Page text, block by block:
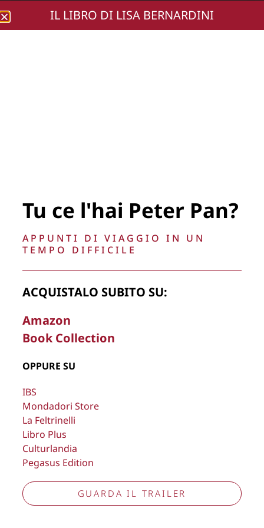
Lisa Bernardini
rimuovere, oscurare, modificare, immagini e testi del sito, a
propria discrezione.
Cookie PolicyPrivacy Policy
IL LIBRO DI LISA BERNARDINI
Tu ce l'hai Peter Pan?
APPUNTI DI VIAGGIO IN UN
TEMPO DIFFICILE
ACQUISTALO SUBITO SU:
Amazon
Book Collection
OPPURE SU
IBS
Mondadori Store
La Feltrinelli
Libro Plus
Culturlandia
Pegasus Edition
GUARDA IL TRAILER